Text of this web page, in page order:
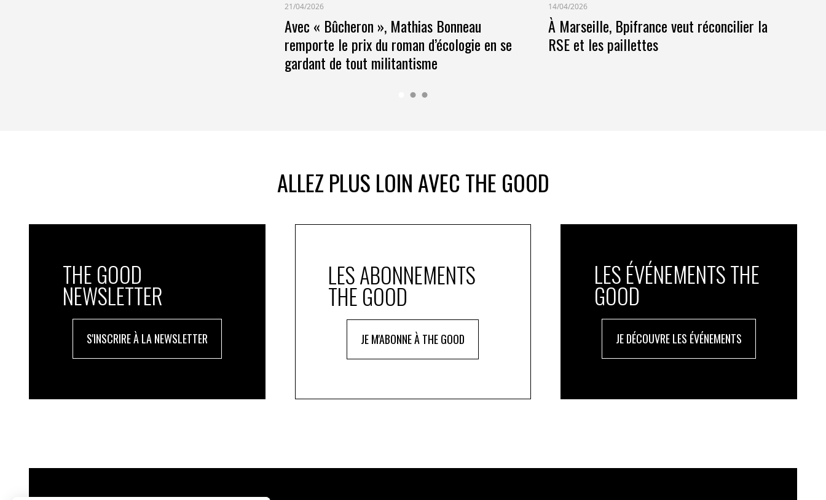
21/04/2026
Avec « Bûcheron », Mathias Bonneau
remporte le prix du roman d’écologie en se
gardant de tout militantisme
14/04/2026
À Marseille, Bpifrance veut réconcilier la
RSE et les paillettes
ALLEZ PLUS LOIN AVEC THE GOOD
THE GOOD
NEWSLETTER
S'INSCRIRE À LA NEWSLETTER
LES ABONNEMENTS
THE GOOD
JE M'ABONNE À THE GOOD
LES ÉVÉNEMENTS THE
GOOD
JE DÉCOUVRE LES ÉVÉNEMENTS